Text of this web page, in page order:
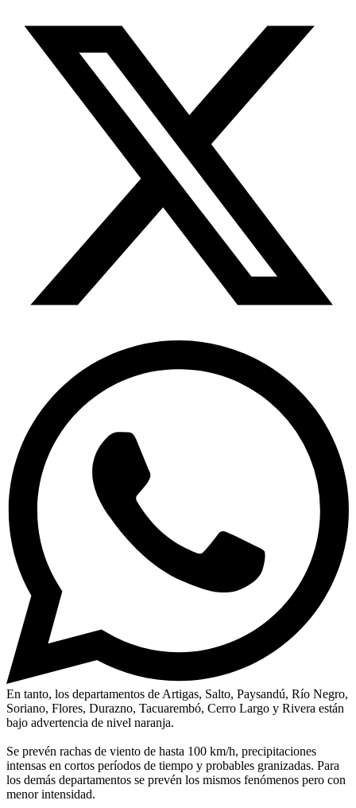
En tanto, los departamentos de Artigas, Salto, Paysandú, Río Negro,
Soriano, Flores, Durazno, Tacuarembó, Cerro Largo y Rivera están
bajo advertencia de nivel naranja.
Se prevén rachas de viento de hasta 100 km/h, precipitaciones
intensas en cortos períodos de tiempo y probables granizadas. Para
los demás departamentos se prevén los mismos fenómenos pero con
menor intensidad.